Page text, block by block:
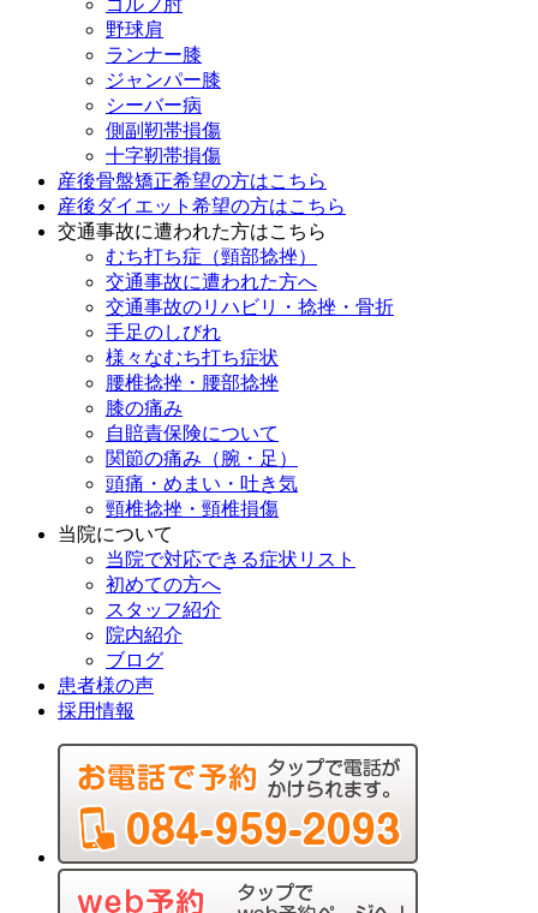
ゴルフ肘
野球肩
ランナー膝
ジャンパー膝
シーバー病
側副靭帯損傷
十字靭帯損傷
産後骨盤矯正希望の方はこちら
産後ダイエット希望の方はこちら
交通事故に遭われた方はこちら
むち打ち症（頸部捻挫）
交通事故に遭われた方へ
交通事故のリハビリ・捻挫・骨折
手足のしびれ
様々なむち打ち症状
腰椎捻挫・腰部捻挫
膝の痛み
自賠責保険について
関節の痛み（腕・足）
頭痛・めまい・吐き気
頸椎捻挫・頸椎損傷
当院について
当院で対応できる症状リスト
初めての方へ
スタッフ紹介
院内紹介
ブログ
患者様の声
採用情報